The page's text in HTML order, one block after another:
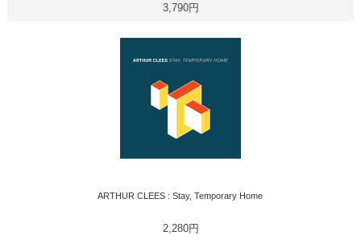
3,790円
ARTHUR CLEES : Stay, Temporary Home
2,280円